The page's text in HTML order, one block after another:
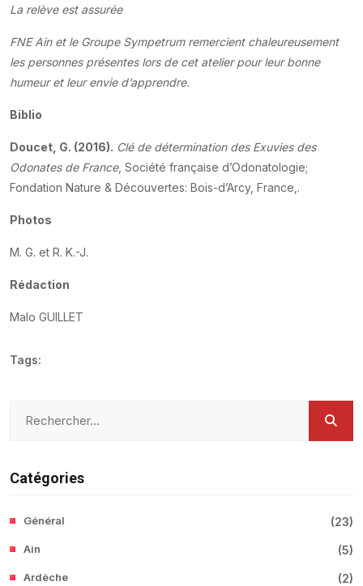
La relève est assurée
FNE Ain et le Groupe Sympetrum remercient chaleureusement
les personnes présentes lors de cet atelier pour leur bonne
humeur et leur envie d’apprendre.
Biblio
Doucet, G. (2016). Clé de détermination des Exuvies des
Odonates de France, Société française d’Odonatologie;
Fondation Nature & Découvertes: Bois-d’Arcy, France,.
Photos
M. G. et R. K.-J.
Rédaction
Malo GUILLET
Tags:
Catégories
Général (23)
Ain (5)
Ardèche (2)